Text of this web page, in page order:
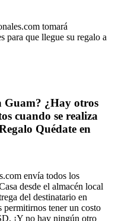
tomará
para que llegue su regalo a
Guam? ¿Hay otros
cuando se realiza
Quédate en
envía todos los
desde el almacén local
del destinatario en
permitirnos tener un costo
¡Y no hay ningún otro